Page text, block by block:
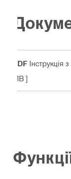
PDF Інструкція
MB ]